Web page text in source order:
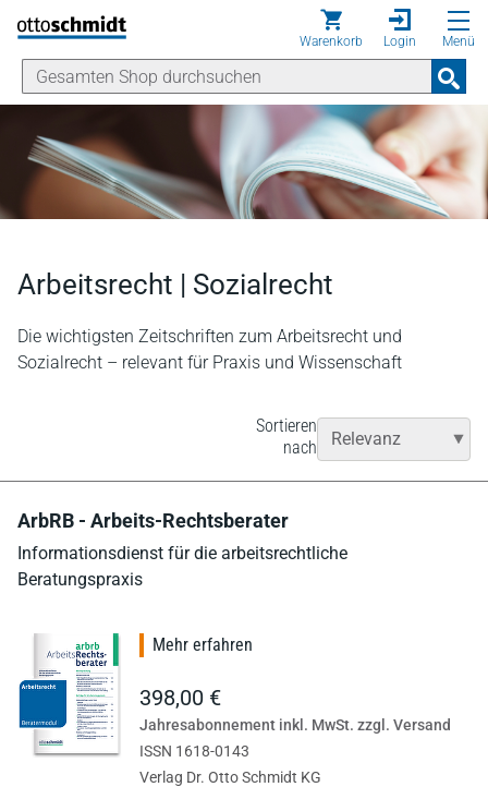
Direkt zum Inhalt
Warenkorb Login Menü
Arbeitsrecht | Sozialrecht
Die wichtigsten Zeitschriften zum Arbeitsrecht und
Sozialrecht – relevant für Praxis und Wissenschaft
Sortieren
nach
ArbRB - Arbeits-Rechtsberater
Informationsdienst für die arbeitsrechtliche
Beratungspraxis
Mehr erfahren
398,00 €
Jahresabonnement inkl. MwSt. zzgl. Versand
ISSN 1618-0143
Verlag Dr. Otto Schmidt KG